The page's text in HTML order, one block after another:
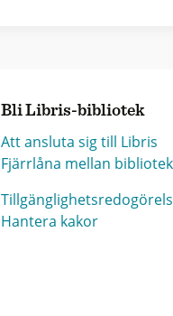
Bli Libris-bibliotek
Att ansluta sig till Libris
Fjärrlåna mellan bibliotek
Hantera kakor